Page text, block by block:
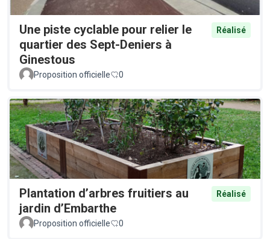
Une piste cyclable pour relier le
quartier des Sept-Deniers à
Ginestous
Réalisé
Proposition officielle 0
Plantation d’arbres fruitiers au
jardin d’Embarthe
Réalisé
Proposition officielle 0